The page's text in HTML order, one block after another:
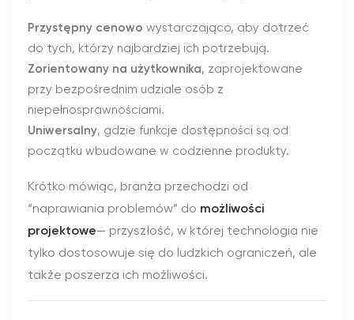
Przystępny cenowo wystarczająco, aby dotrzeć
do tych, którzy najbardziej ich potrzebują.
Zorientowany na użytkownika, zaprojektowane
przy bezpośrednim udziale osób z
niepełnosprawnościami.
Uniwersalny, gdzie funkcje dostępności są od
początku wbudowane w codzienne produkty.
Krótko mówiąc, branża przechodzi od
“naprawiania problemów” do możliwości
projektowe— przyszłość, w której technologia nie
tylko dostosowuje się do ludzkich ograniczeń, ale
także poszerza ich możliwości.